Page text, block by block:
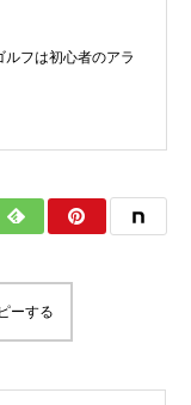
ルフは初心者のアラ
ーする